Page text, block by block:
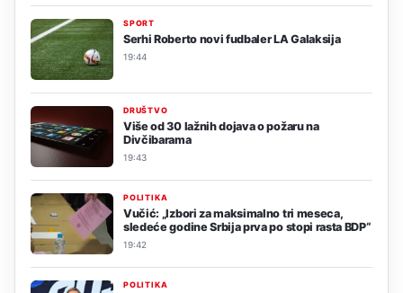
SPORT
Serhi Roberto novi fudbaler LA Galaksija
19:44
DRUŠTVO
Više od 30 lažnih dojava o požaru na
Divčibarama
19:43
POLITIKA
Vučić: „Izbori za maksimalno tri meseca,
sledeće godine Srbija prva po stopi rasta BDP“
19:42
POLITIKA